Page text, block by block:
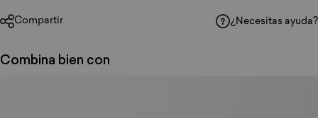
Compartir ¿Necesitas ayuda?
Combina bien con